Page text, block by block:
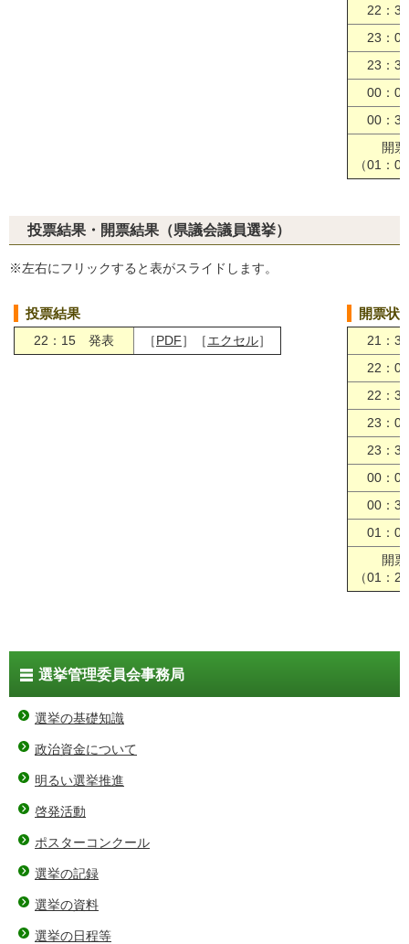
22：
23：
23：
00：
00：
開
（01：
投票結果・開票結果（県議会議員選挙）
※左右にフリックすると表がスライドします。
投票結果
22：15 発表 ［PDF］［エクセル］
開票状
21：
22：
22：
23：
23：
00：
00：
01：
開
（01：
選挙管理委員会事務局
選挙の基礎知識
政治資金について
明るい選挙推進
啓発活動
ポスターコンクール
選挙の記録
選挙の資料
選挙の日程等